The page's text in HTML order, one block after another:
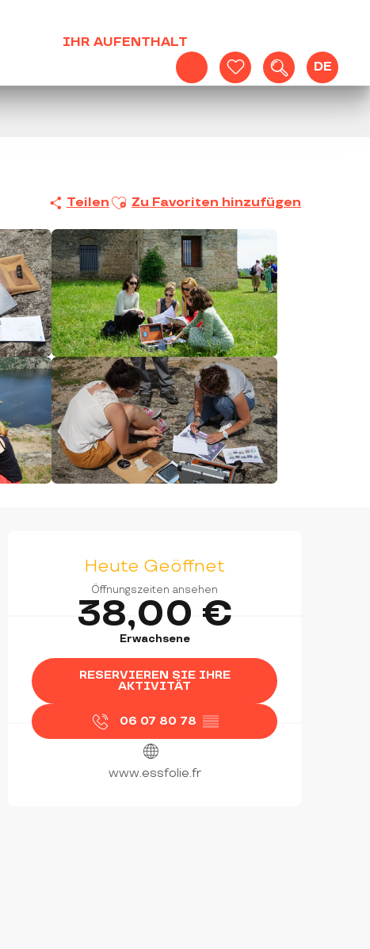
Voir les favoris
Suche
DE
IHR AUFENTHALT
Teilen Ajouter aux favoris
Zu Favoriten hinzufügen
ÖFFNUNGSZEITEN &
Heute Geöffnet
Öffnungszeiten ansehen
38,00 €
Erwachsene
RESERVIEREN SIE IHRE
AKTIVITÄT
06 07 80 78 ▒▒
www.essfolie.fr